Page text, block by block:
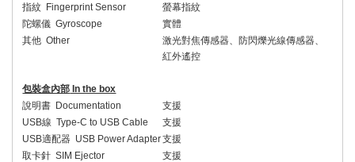
指紋 Fingerprint Sensor
螢幕指紋
陀螺儀 Gyroscope
實體
其他 Other
激光對焦傳感器、防閃爍光線傳感器、
紅外遙控
包裝盒內部 In the box
說明書 Documentation
支援
USB線 Type-C to USB Cable
支援
USB適配器 USB Power Adapter支援
取卡針 SIM Ejector
支援